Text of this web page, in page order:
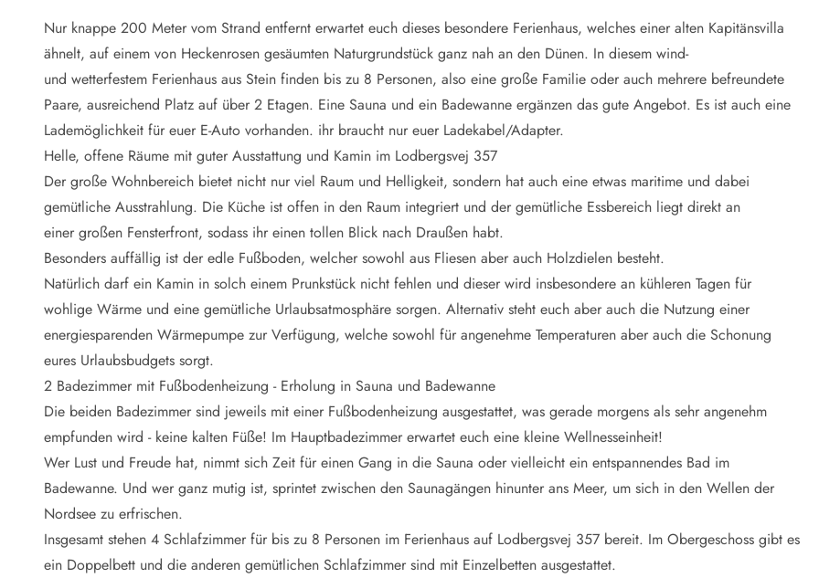
Verleihservice
Reisescheckliste
Endreinigung
Gutschein
Frühbucher
Mietbedingungen
Reiseführer Dänemark
Tipps für Urlaub in Dänemark
Wetter in Dänemark
Saisonzeiten
Badesicherheit im Meer
Naturschutz
Webcam Dänemark
Ferienhauskatalog
Fotowettbewerb
Vorteile bei uns
Esmark KidsVIP
Esmark VIP - Partnervorteile und Rabatte
Preisgarantie
Keine Kaution
Gästebewertungen
Gratis WLAN
Nur knappe 200 Meter vom Strand entfernt erwartet euch dieses besondere Ferienhaus, welches einer alten Kapitänsvilla
ähnelt, auf einem von Heckenrosen gesäumten Naturgrundstück ganz nah an den Dünen. In diesem wind-
und wetterfestem Ferienhaus aus Stein finden bis zu 8 Personen, also eine große Familie oder auch mehrere befreundete
Paare, ausreichend Platz auf über 2 Etagen. Eine Sauna und ein Badewanne ergänzen das gute Angebot. Es ist auch eine
Lademöglichkeit für euer E-Auto vorhanden. ihr braucht nur euer Ladekabel/Adapter.
Helle, offene Räume mit guter Ausstattung und Kamin im Lodbergsvej 357
Der große Wohnbereich bietet nicht nur viel Raum und Helligkeit, sondern hat auch eine etwas maritime und dabei
gemütliche Ausstrahlung. Die Küche ist offen in den Raum integriert und der gemütliche Essbereich liegt direkt an
einer großen Fensterfront, sodass ihr einen tollen Blick nach Draußen habt.
Besonders auffällig ist der edle Fußboden, welcher sowohl aus Fliesen aber auch Holzdielen besteht.
Natürlich darf ein Kamin in solch einem Prunkstück nicht fehlen und dieser wird insbesondere an kühleren Tagen für
wohlige Wärme und eine gemütliche Urlaubsatmosphäre sorgen. Alternativ steht euch aber auch die Nutzung einer
energiesparenden Wärmepumpe zur Verfügung, welche sowohl für angenehme Temperaturen aber auch die Schonung
eures Urlaubsbudgets sorgt.
2 Badezimmer mit Fußbodenheizung - Erholung in Sauna und Badewanne
Die beiden Badezimmer sind jeweils mit einer Fußbodenheizung ausgestattet, was gerade morgens als sehr angenehm
empfunden wird - keine kalten Füße! Im Hauptbadezimmer erwartet euch eine kleine Wellnesseinheit!
Wer Lust und Freude hat, nimmt sich Zeit für einen Gang in die Sauna oder vielleicht ein entspannendes Bad im
Badewanne. Und wer ganz mutig ist, sprintet zwischen den Saunagängen hinunter ans Meer, um sich in den Wellen der
Nordsee zu erfrischen.
Insgesamt stehen 4 Schlafzimmer für bis zu 8 Personen im Ferienhaus auf Lodbergsvej 357 bereit. Im Obergeschoss gibt es
ein Doppelbett und die anderen gemütlichen Schlafzimmer sind mit Einzelbetten ausgestattet.